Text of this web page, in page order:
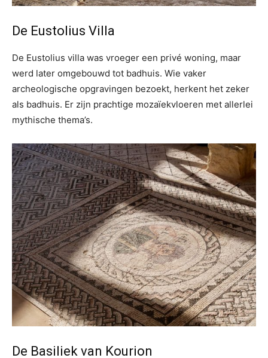
De Eustolius Villa
De Eustolius villa was vroeger een privé woning, maar
werd later omgebouwd tot badhuis. Wie vaker
archeologische opgravingen bezoekt, herkent het zeker
als badhuis. Er zijn prachtige mozaïekvloeren met allerlei
mythische thema’s.
De Basiliek van Kourion